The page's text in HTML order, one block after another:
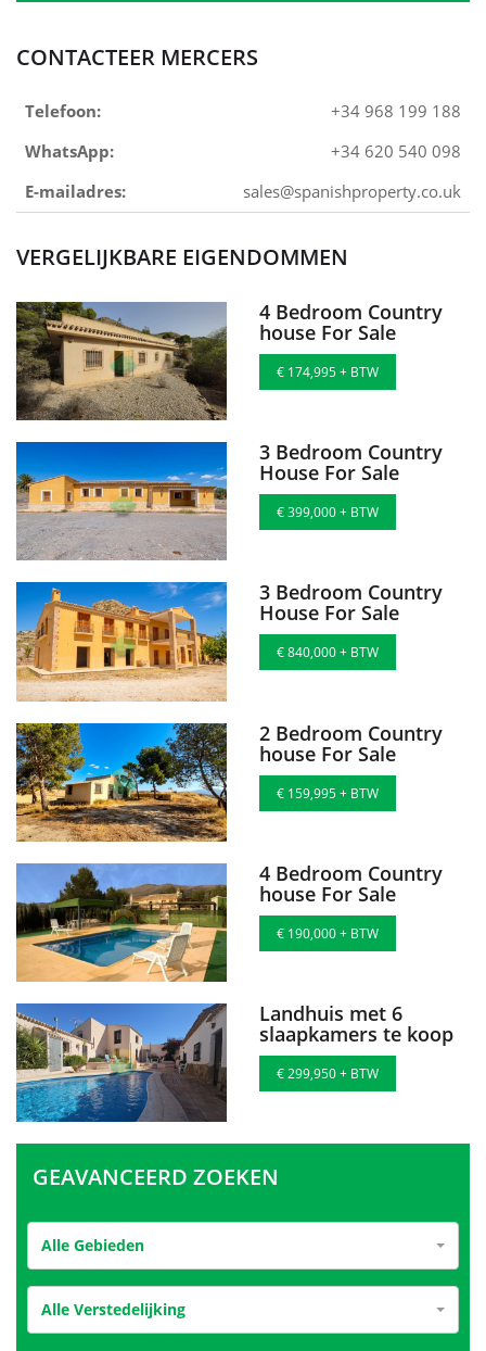
CONTACTEER MERCERS
Telefoon:
+34 968 199 188
WhatsApp:
+34 620 540 098
E-mailadres:
sales@spanishproperty.co.uk
VERGELIJKBARE EIGENDOMMEN
4 Bedroom Country
house For Sale
€ 174,995 + BTW
3 Bedroom Country
House For Sale
€ 399,000 + BTW
3 Bedroom Country
House For Sale
€ 840,000 + BTW
2 Bedroom Country
house For Sale
€ 159,995 + BTW
4 Bedroom Country
house For Sale
€ 190,000 + BTW
Landhuis met 6
slaapkamers te koop
€ 299,950 + BTW
GEAVANCEERD ZOEKEN
Alle Gebieden
Alle Verstedelijking